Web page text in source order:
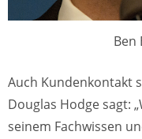
Ben
Auch Kundenkontakt
Douglas Hodge sagt:
seinem Fachwissen